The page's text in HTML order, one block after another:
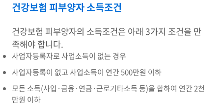
건강보험 피부양자 소득조건
건강보험 피부양자의 소득조건은 아래 3가지 조건을 만
족해야 합니다.
사업자등록자로 사업소득이 없는 경우
사업자등록이 없고 사업소득이 연간 500만원 이하
모든 소득(사업·금융·연금·근로기타소득 등)을 합하여 연간 2천
만원 이하